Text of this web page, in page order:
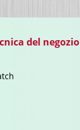
del negozio